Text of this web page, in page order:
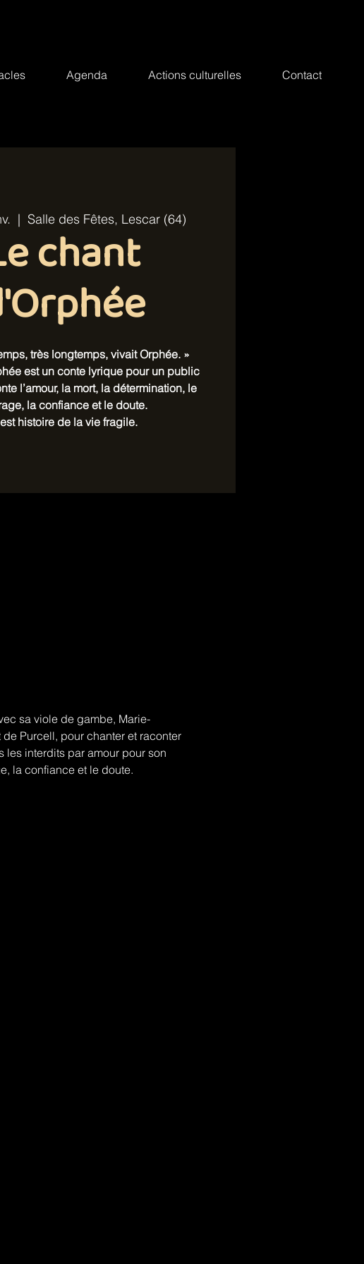
Agenda Actions culturelles Contact
  |
Salle des Fêtes, Lescar (64)
chant
très longtemps, vivait Orphée. »
est un conte lyrique pour un public
l’amour, la mort, la détermination, le
la confiance et le doute.
histoire de la vie fragile.
sa viole de gambe, Marie-
Purcell, pour chanter et raconter
les interdits par amour pour son
la confiance et le doute.